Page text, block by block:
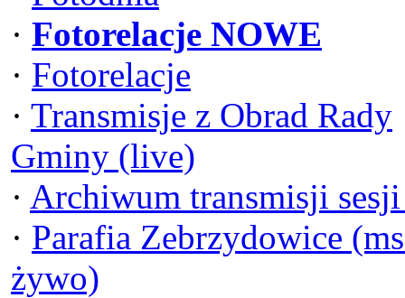
· Fotorelacje NOWE
· Fotorelacje
· Transmisje z Obrad Rady
Gminy (live)
· Archiwum transmisji
· Parafia Zebrzydowice
żywo)